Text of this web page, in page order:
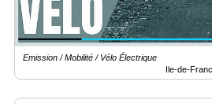
Emission / Mobilité / Vélo Électrique
Ile-de-